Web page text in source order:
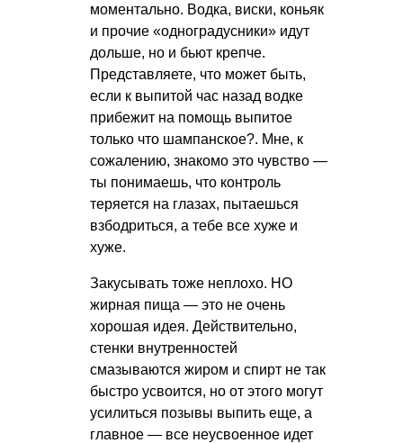
моментально. Водка, виски, коньяк
и прочие «одноградусники» идут
дольше, но и бьют крепче.
Представляете, что может быть,
если к выпитой час назад водке
прибежит на помощь выпитое
только что шампанское?. Мне, к
сожалению, знакомо это чувство —
ты понимаешь, что контроль
теряется на глазах, пытаешься
взбодриться, а тебе все хуже и
хуже.
Закусывать тоже неплохо. НО
жирная пища — это не очень
хорошая идея. Действительно,
стенки внутренностей
смазываются жиром и спирт не так
быстро усвоится, но от этого могут
усилиться позывы выпить еще, а
главное — все неусвоенное идет